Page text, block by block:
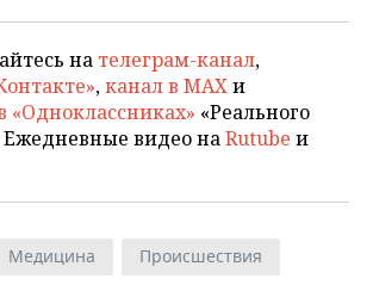
на телеграм-канал,
,канал в MAXи
«Одноклассниках» «Реального
видео наRutube и
Медицина
Происшествия